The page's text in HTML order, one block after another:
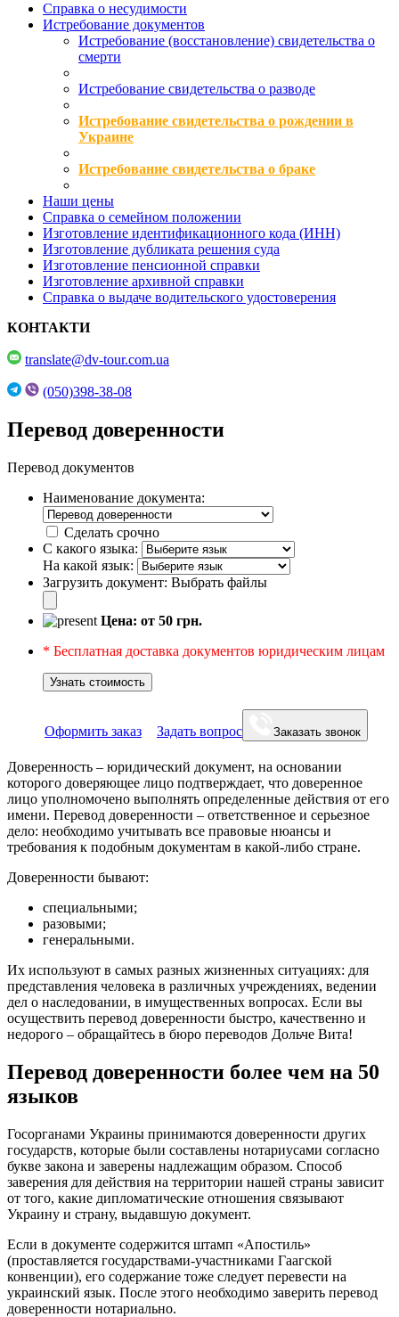
Справка о несудимости
Истребование документов
Истребование (восстановление) свидетельства о
смерти
Истребование свидетельства о разводе
Истребование свидетельства о рождении в
Украине
Истребование свидетельства о браке
Наши цены
Справка о семейном положении
Изготовление идентификационного кода (ИНН)
Изготовление дубликата решения суда
Изготовление пенсионной справки
Изготовление архивной справки
Справка о выдаче водительского удостоверения
КОНТАКТИ
translate@dv-tour.com.ua
(050)398-38-08
Перевод доверенности
Перевод документов
Наименование документа:
Сделать срочно
С какого языка:
На какой язык:
Загрузить документ: Выбрать файлы
Цена: от 50 грн.
* Бесплатная доставка документов юридическим лицам
Узнать стоимость
Оформить заказ Задать вопрос Заказать звонок
Доверенность – юридический документ, на основании
которого доверяющее лицо подтверждает, что доверенное
лицо уполномочено выполнять определенные действия от его
имени. Перевод доверенности – ответственное и серьезное
дело: необходимо учитывать все правовые нюансы и
требования к подобным документам в какой-либо стране.
Доверенности бывают:
специальными;
разовыми;
генеральными.
Их используют в самых разных жизненных ситуациях: для
представления человека в различных учреждениях, ведении
дел о наследовании, в имущественных вопросах. Если вы
осуществить перевод доверенности быстро, качественно и
недорого – обращайтесь в бюро переводов Дольче Вита!
Перевод доверенности более чем на 50
языков
Госорганами Украины принимаются доверенности других
государств, которые были составлены нотариусами согласно
букве закона и заверены надлежащим образом. Способ
заверения для действия на территории нашей страны зависит
от того, какие дипломатические отношения связывают
Украину и страну, выдавшую документ.
Если в документе содержится штамп «Апостиль»
(проставляется государствами-участниками Гаагской
конвенции), его содержание тоже следует перевести на
украинский язык. После этого необходимо заверить перевод
доверенности нотариально.